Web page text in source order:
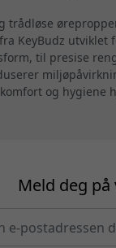
trådløse
KeyBudz utviklet
til presise
og
Meld deg